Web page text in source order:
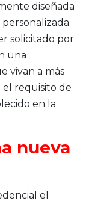
diseñada
solicitado por
una
vivan a más
el requisito de
en la
nueva
el